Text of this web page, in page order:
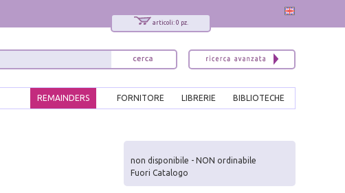
articoli: 0 pz.
BIBLIOTECHE
LIBRERIE
FORNITORE
REMAINDERS
non disponibile - NON ordinabile
Fuori Catalogo
x
Interessato ai nostri libri?
Allora iscriviti alla nostra newsletter!